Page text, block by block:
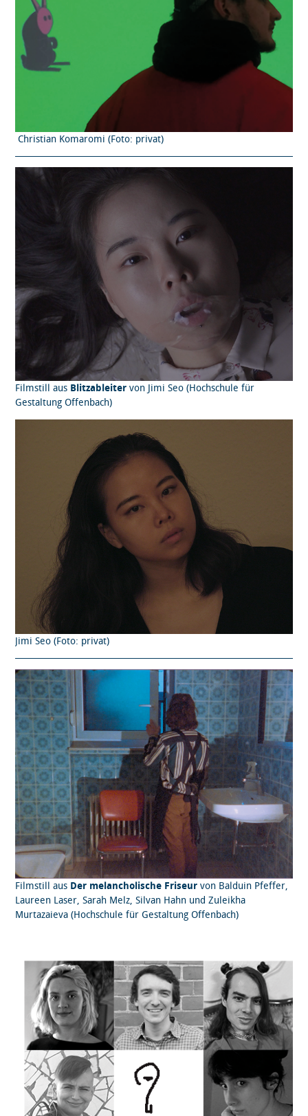
Christian Komaromi (Foto: privat)
Filmstill aus Blitzableiter von Jimi Seo (Hochschule für
Gestaltung Offenbach)
Jimi Seo (Foto: privat)
Filmstill aus Der melancholische Friseur von Balduin Pfeffer,
Laureen Laser, Sarah Melz, Silvan Hahn und Zuleikha
Murtazaieva (Hochschule für Gestaltung Offenbach)